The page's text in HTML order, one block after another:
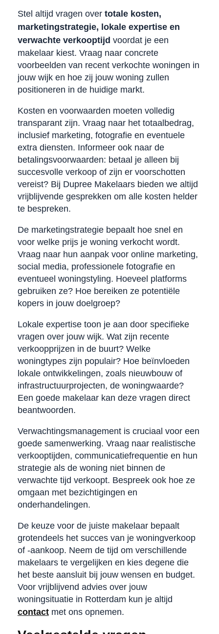
Stel altijd vragen over totale kosten,
marketingstrategie, lokale expertise en
verwachte verkooptijd voordat je een
makelaar kiest. Vraag naar concrete
voorbeelden van recent verkochte woningen in
jouw wijk en hoe zij jouw woning zullen
positioneren in de huidige markt.
Kosten en voorwaarden moeten volledig
transparant zijn. Vraag naar het totaalbedrag,
inclusief marketing, fotografie en eventuele
extra diensten. Informeer ook naar de
betalingsvoorwaarden: betaal je alleen bij
succesvolle verkoop of zijn er voorschotten
vereist? Bij Dupree Makelaars bieden we altijd
vrijblijvende gesprekken om alle kosten helder
te bespreken.
De marketingstrategie bepaalt hoe snel en
voor welke prijs je woning verkocht wordt.
Vraag naar hun aanpak voor online marketing,
social media, professionele fotografie en
eventueel woningstyling. Hoeveel platforms
gebruiken ze? Hoe bereiken ze potentiële
kopers in jouw doelgroep?
Lokale expertise toon je aan door specifieke
vragen over jouw wijk. Wat zijn recente
verkoopprijzen in de buurt? Welke
woningtypes zijn populair? Hoe beïnvloeden
lokale ontwikkelingen, zoals nieuwbouw of
infrastructuurprojecten, de woningwaarde?
Een goede makelaar kan deze vragen direct
beantwoorden.
Verwachtingsmanagement is cruciaal voor een
goede samenwerking. Vraag naar realistische
verkooptijden, communicatiefrequentie en hun
strategie als de woning niet binnen de
verwachte tijd verkoopt. Bespreek ook hoe ze
omgaan met bezichtigingen en
onderhandelingen.
De keuze voor de juiste makelaar bepaalt
grotendeels het succes van je woningverkoop
of -aankoop. Neem de tijd om verschillende
makelaars te vergelijken en kies degene die
het beste aansluit bij jouw wensen en budget.
Voor vrijblijvend advies over jouw
woningsituatie in Rotterdam kun je altijd
contactmet ons opnemen.